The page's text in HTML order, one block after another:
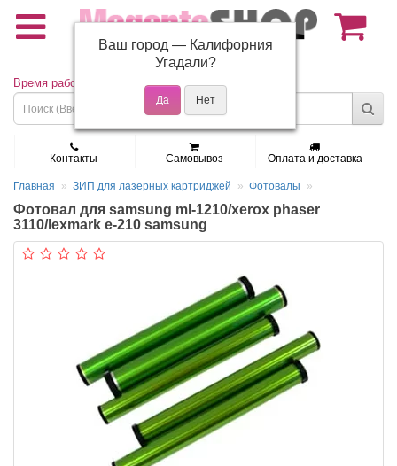
(495) 150-01-37
Время работы: Пн - Пт 9:30 - 19:00
Контакты Самовывоз Оплата и доставка
Главная ЗИП для лазерных картриджей Фотовалы
Фотовал для samsung ml-1210/xerox phaser
3110/lexmark e-210 samsung
Ваш город — Калифорния
Угадали?